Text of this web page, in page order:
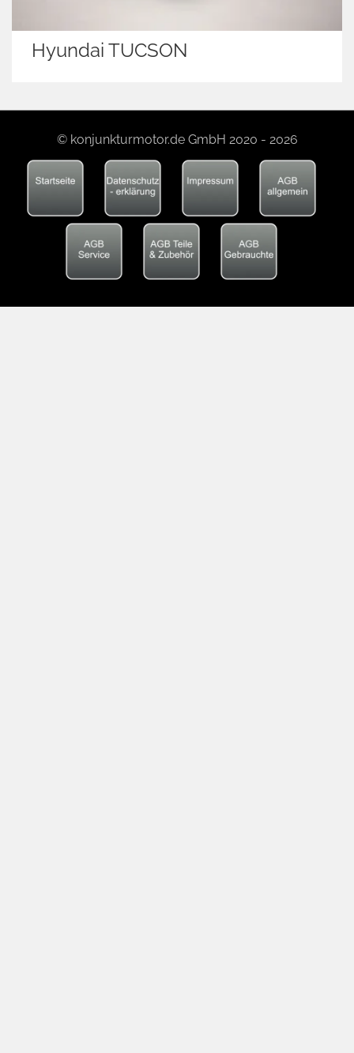
Hyundai TUCSON
© konjunkturmotor.de GmbH 2020 - 2026